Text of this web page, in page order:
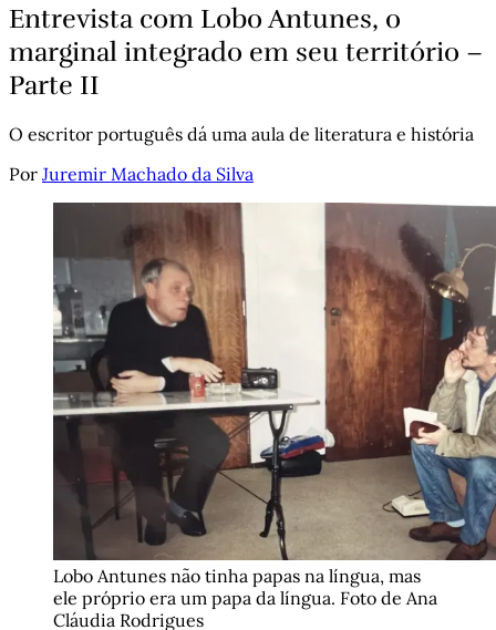
Entrevista com Lobo Antunes, o
marginal integrado em seu território –
Parte II
O escritor português dá uma aula de literatura e história
Por Juremir Machado da Silva
Lobo Antunes não tinha papas na língua, mas
ele próprio era um papa da língua. Foto de Ana
Cláudia Rodrigues